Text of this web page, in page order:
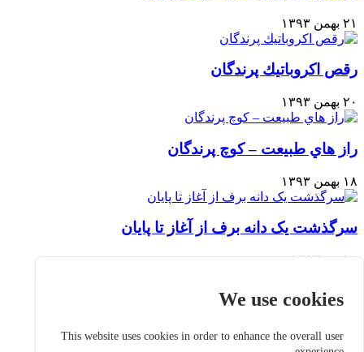
۲۱ بهمن ۱۳۹۳
رقص اكروباتيك پرندگان
۲۰ بهمن ۱۳۹۳
راز هاي طبيعت – كوچ پرندگان
۱۸ بهمن ۱۳۹۳
سرگذشت یک دانه برف از آغاز تا پایان
۱۰ دی ۱۳۹۳
گزارشی از مشاغل عجیب در ایران
۲۶ مرداد ۱۳۹۳
We use cookies
This website uses cookies in order to enhance the overall user